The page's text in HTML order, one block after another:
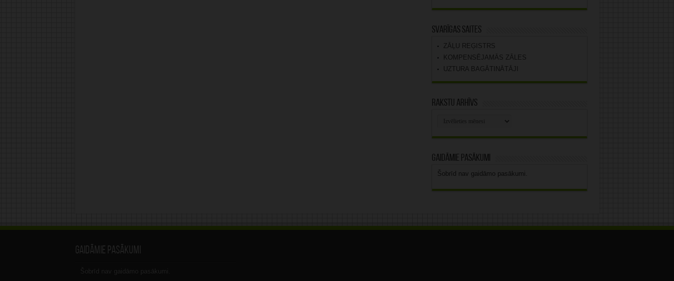
Svarīgas saites
ZĀĻU REĢISTRS
KOMPENSĒJAMĀS ZĀLES
UZTURA BAGĀTINĀTĀJI
Rakstu arhīvs
Gaidāmie pasākumi
Šobrīd nav gaidāmo pasākumi.
Gaidāmie pasākumi
Šobrīd nav gaidāmo pasākumi.